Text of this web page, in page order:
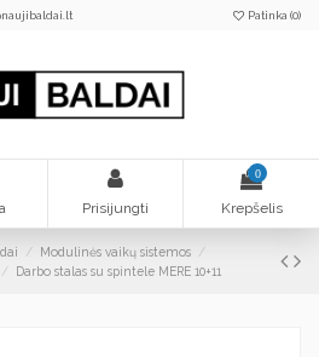
Patinka (0)
Prisijungti
0
Krepšelis
Modulinės vaikų sistemos
Darbo stalas su spintele MERE 10+11